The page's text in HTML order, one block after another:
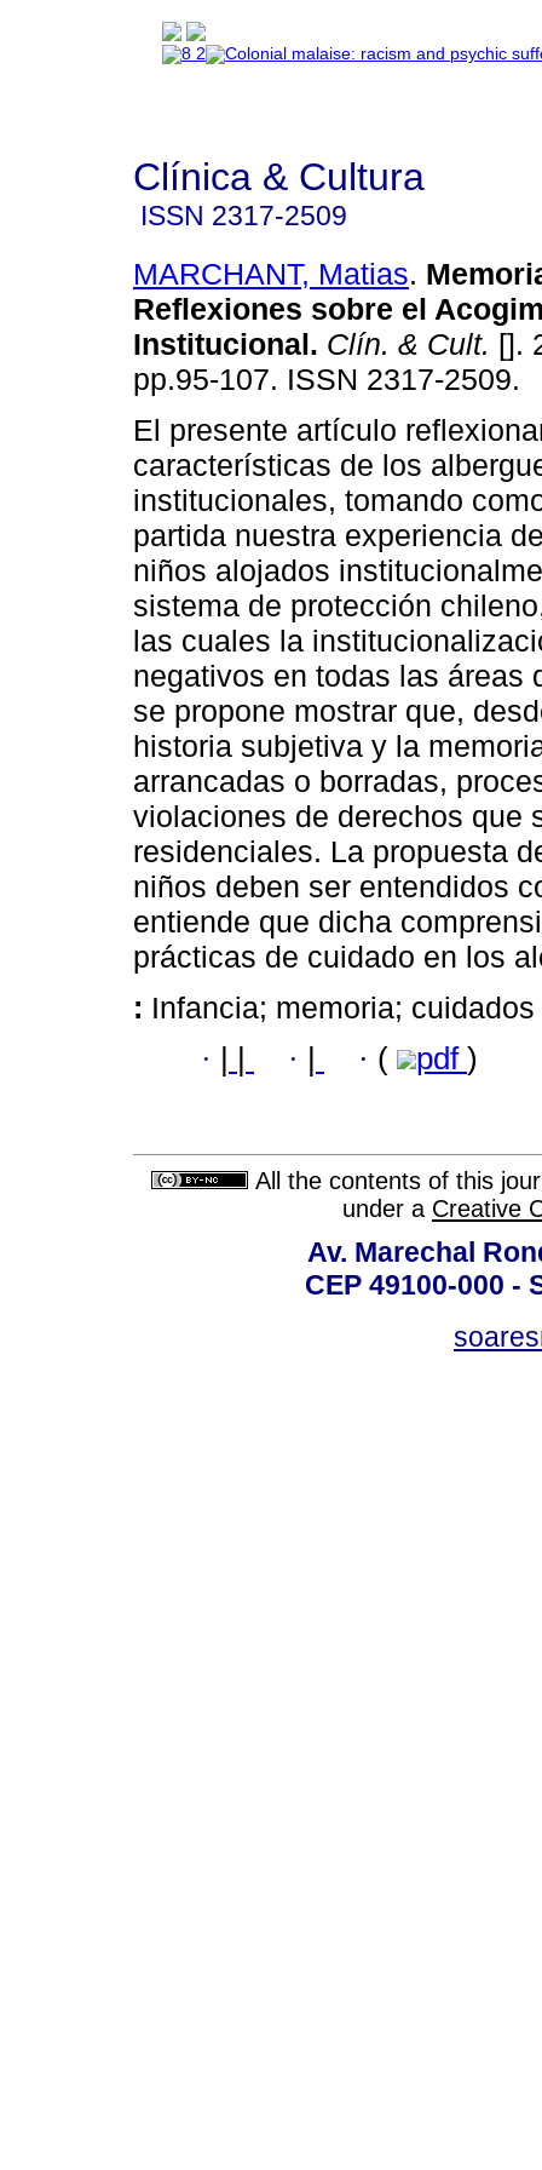
Clínica & Cultura
ISSN 2317-2509
MARCHANT, Matias.
Reflexiones sobre el
Institucional. Clín. & Cult. [].
pp.95-107. ISSN 2317-2509.
El presente artículo
características de los
institucionales, tomando
partida nuestra experiencia
niños alojados
sistema de protección
las cuales la
negativos en todas las áreas
se propone mostrar que,
historia subjetiva y la
arrancadas o borradas,
violaciones de derechos que
residenciales. La propuesta
niños deben ser entendidos
entiende que dicha
prácticas de cuidado en los
: Infancia; memoria;
· · · ( pdf )
All the contents of this
under a Creative
Av. Marechal
CEP 49100-000 -